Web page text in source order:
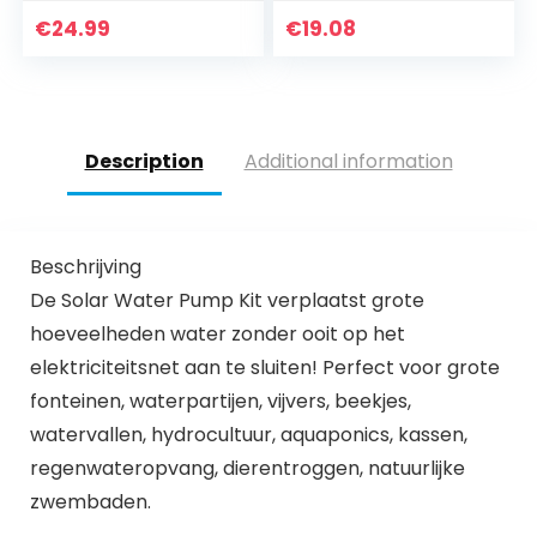
beeklooppomp
€24.99
zonnepaneel
€19.08
Description Additional information
Beschrijving
De Solar Water Pump Kit verplaatst grote
hoeveelheden water zonder ooit op het
elektriciteitsnet aan te sluiten! Perfect voor grote
fonteinen, waterpartijen, vijvers, beekjes,
watervallen, hydrocultuur, aquaponics, kassen,
regenwateropvang, dierentroggen, natuurlijke
zwembaden.